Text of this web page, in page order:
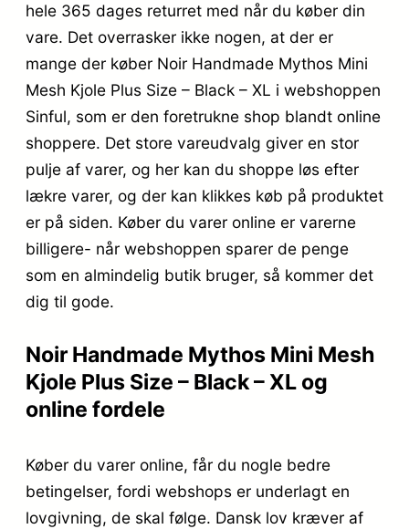
hele 365 dages returret med når du køber din
vare. Det overrasker ikke nogen, at der er
mange der køber Noir Handmade Mythos Mini
Mesh Kjole Plus Size – Black – XL i webshoppen
Sinful, som er den foretrukne shop blandt online
shoppere. Det store vareudvalg giver en stor
pulje af varer, og her kan du shoppe løs efter
lækre varer, og der kan klikkes køb på produktet
er på siden. Køber du varer online er varerne
billigere- når webshoppen sparer de penge
som en almindelig butik bruger, så kommer det
dig til gode.
Noir Handmade Mythos Mini Mesh
Kjole Plus Size – Black – XL og
online fordele
Køber du varer online, får du nogle bedre
betingelser, fordi webshops er underlagt en
lovgivning, de skal følge. Dansk lov kræver af